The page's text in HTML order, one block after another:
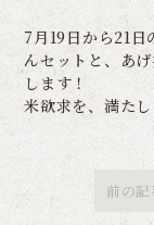
7月19日から21日
んセットと、あ
します！
米欲求を、満たし
前の